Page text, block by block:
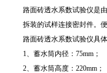
路面砖透水系数试验仪是
拆装的试样连接密封件。
路面砖透水系数试验仪具
1、蓄水筒内径：75mm；
2、蓄水筒高度：220mm；